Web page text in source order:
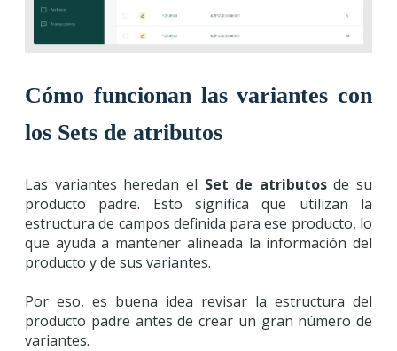
Cómo funcionan las variantes con
los Sets de atributos
Las variantes heredan el Set de atributosde su
producto padre. Esto significa que utilizan la
estructura de campos definida para ese producto, lo
que ayuda a mantener alineada la información del
producto y de sus variantes.
Por eso, es buena idea revisar la estructura del
producto padre antes de crear un gran número de
variantes.